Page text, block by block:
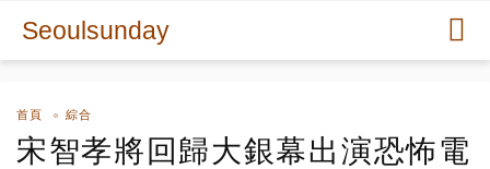
Seoulsunday
首頁 綜合
宋智孝將回歸大銀幕出演恐怖電